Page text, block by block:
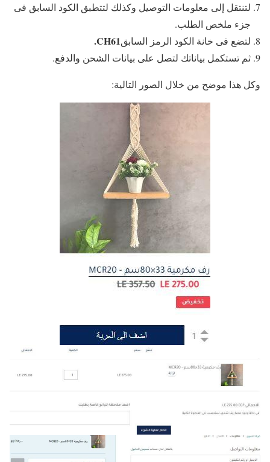
لتنتقل إلى معلومات التوصيل وكذلك لتتطبق الكود السابق فى
جزء ملخص الطلب.
لتضع فى خانة الكود الرمز السابقCH61.
ثم تستكمل بياناتك لتصل على بيانات الشحن والدفع.
وكل هذا موضح من خلال الصور التالية: